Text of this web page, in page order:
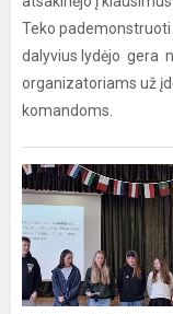
Teko pademonstruoti
dalyvius lydėjo gera
organizatoriams už
komandoms.